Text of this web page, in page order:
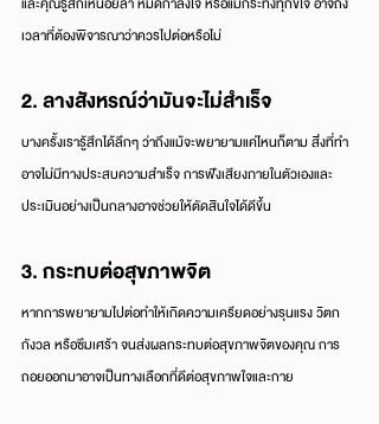
และคุณรู้สึกเหนื่อยล้า หมดกำลังใจ หรือแม้กระทั่งทุกข์ใจ อาจถึง
เวลาที่ต้องพิจารณาว่าควรไปต่อหรือไม่
2. ลางสังหรณ์ว่ามันจะไม่สำเร็จ
บางครั้งเรารู้สึกได้ลึกๆ ว่าถึงแม้จะพยายามแค่ไหนก็ตาม สิ่งที่ทำ
อาจไม่มีทางประสบความสำเร็จ การฟังเสียงภายในตัวเองและ
ประเมินอย่างเป็นกลางอาจช่วยให้ตัดสินใจได้ดีขึ้น
3. กระทบต่อสุขภาพจิต
หากการพยายามไปต่อทำให้เกิดความเครียดอย่างรุนแรง วิตก
กังวล หรือซึมเศร้า จนส่งผลกระทบต่อสุขภาพจิตของคุณ การ
ถอยออกมาอาจเป็นทางเลือกที่ดีต่อสุขภาพใจและกาย